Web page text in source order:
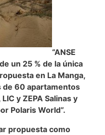
“ANSE
un 25 % de la única
en La Manga,
de 60 apartamentos
y ZEPA Salinas y
Polaris World”.
propuesta como